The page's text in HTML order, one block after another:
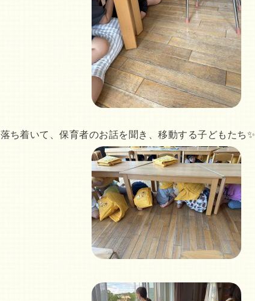
落ち着いて、保育者のお話を聞き、移動する子どもたち✨